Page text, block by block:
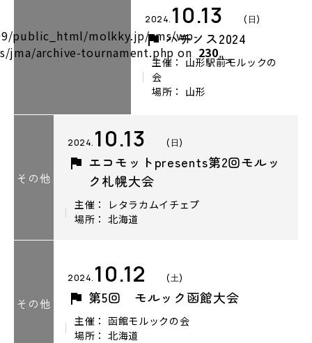
public_html/molkky.jp/cms/wp-
jma/archive-tournament.php on 230">
2024. 10.13 (日)
ハチノス2024
主催： 山形駅前モルックの
会
場所： 山形
その他
2024. 10.13 (日)
エコモットpresents第2回モルッ
ク札幌大会
主催： レタラカムイチェプ
場所： 北海道
その他
2024. 10.12 (土)
第5回 モルック函館大会
主催： 函館モルックの会
場所： 北海道